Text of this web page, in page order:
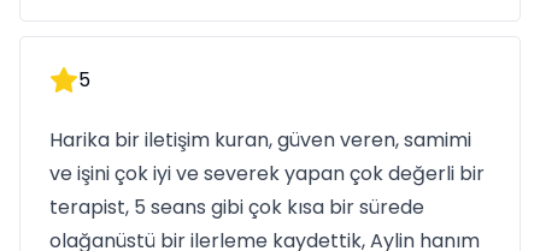
5
Harika bir iletişim kuran, güven veren, samimi
ve işini çok iyi ve severek yapan çok değerli bir
terapist, 5 seans gibi çok kısa bir sürede
olağanüstü bir ilerleme kaydettik, Aylin hanım